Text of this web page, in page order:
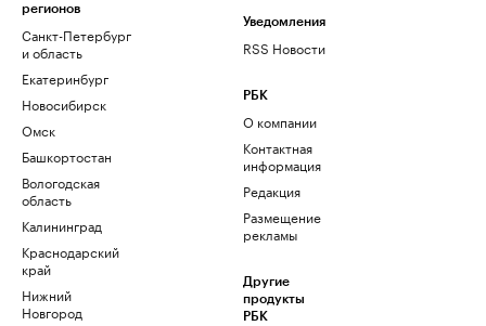
регионов
Санкт-Петербург
и область
Екатеринбург
Новосибирск
Омск
Башкортостан
Вологодская
область
Калининград
Краснодарский
край
Нижний
Новгород
Уведомления
RSS Новости
РБК
О компании
Контактная
информация
Редакция
Размещение
рекламы
Другие
продукты
РБК